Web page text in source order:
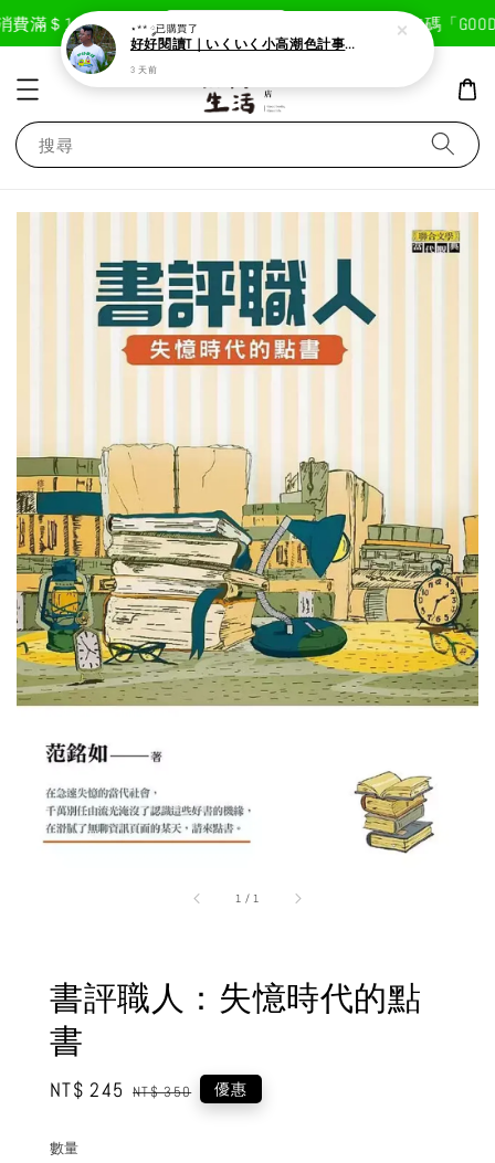
滿＄1800免運費 現在去購物！ 首次註冊輸入折扣碼「
搜尋
1 / 1
書評職人：失憶時代的點
書
Sale
NT$ 245 Regular
NT$ 350 優惠
數量
⋆** ༘已購買了
好好閱讀T｜いくいく小高潮色計事務所X好好生活書店聯名款
3 天前